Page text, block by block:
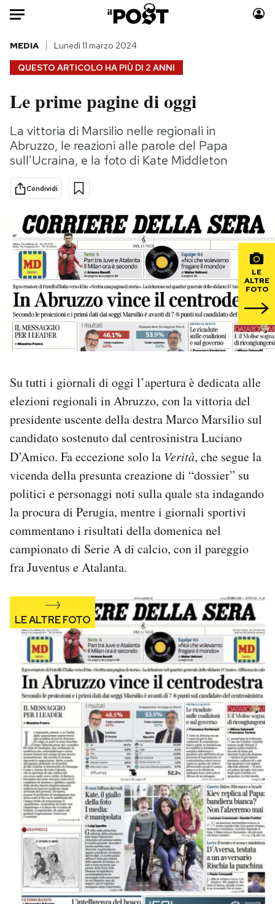
HOME
Italia
Politica
Tecnologia
Scienza
Economia
Sport
Moda
Consumismi
Storie/Idee
Altrecose
Mondiali calcio 2026
PODCAST
NEWSLETTER
I MIEI PREFERITI
SHOP
CALENDARIO
AREA PERSONALE
Area Personale
Newsletter
Esci
QUESTO ARTICOLO HA PIÙ DI 2 ANNI
MEDIA Lunedì 11 marzo 2024
Le prime pagine di oggi
La vittoria di Marsilio nelle regionali in
Abruzzo, le reazioni alle parole del Papa
sull'Ucraina, e la foto di Kate Middleton
Condividi
LE
ALTRE
FOTO
Su tutti i giornali di oggi l’apertura è dedicata alle
elezioni regionali in Abruzzo, con la vittoria del
presidente uscente della destra Marco Marsilio sul
candidato sostenuto dal centrosinistra Luciano
D’Amico. Fa eccezione solo la Verità, che segue la
vicenda della presunta creazione di “dossier” su
politici e personaggi noti sulla quale sta indagando
la procura di Perugia, mentre i giornali sportivi
commentano i risultati della domenica nel
campionato di Serie A di calcio, con il pareggio
fra Juventus e Atalanta.